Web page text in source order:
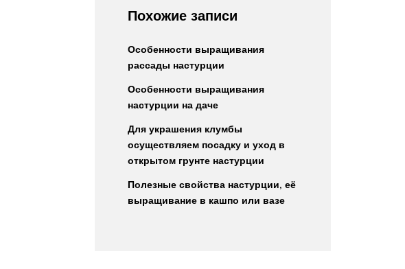
Похожие записи
Особенности выращивания
рассады настурции
Особенности выращивания
настурции на даче
Для украшения клумбы
осуществляем посадку и уход в
открытом грунте настурции
Полезные свойства настурции, её
выращивание в кашпо или вазе